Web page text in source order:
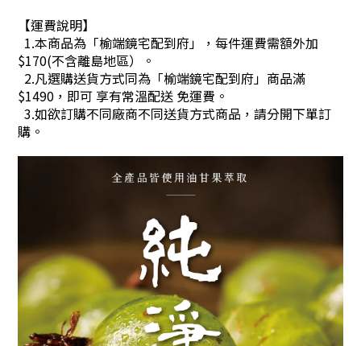
【運費說明】
1.本商品為「榆端鏡宅配到府」，每件運費需額外加
$170(不含離島地區）。
2.凡選購送貨方式同為「榆端鏡宅配到府」商品滿
$1490，即可 享有常溫配送 免運費。
3.如欲訂購不同廠商不同送貨方式商品，請分開下單訂
購。